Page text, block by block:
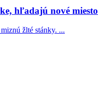
hľadajú nové miesto
žlté stánky. ...